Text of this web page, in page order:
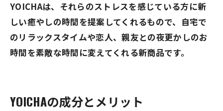
YOICHAは、それらのストレスを感じている方に新
しい癒やしの時間を提案してくれるもので、自宅で
のリラックスタイムや恋人、親友との夜更かしのお
時間を素敵な時間に変えてくれる新商品です。
YOICHAの成分とメリット